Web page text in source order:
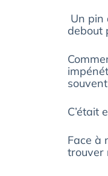
Un pin
debout
C’était
Face à
trouver